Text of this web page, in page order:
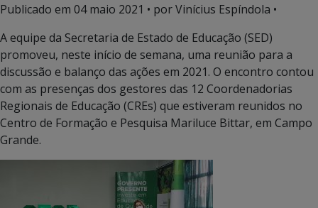
Publicado em 04 maio 2021 • por Vinícius Espíndola •
A equipe da Secretaria de Estado de Educação (SED)
promoveu, neste início de semana, uma reunião para a
discussão e balanço das ações em 2021. O encontro contou
com as presenças dos gestores das 12 Coordenadorias
Regionais de Educação (CREs) que estiveram reunidos no
Centro de Formação e Pesquisa Mariluce Bittar, em Campo
Grande.